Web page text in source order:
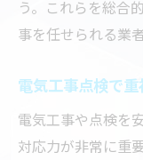
う。これらを総合
事を任せられる業
電気工事点検で
電気工事や点検を
対応力が非常に重